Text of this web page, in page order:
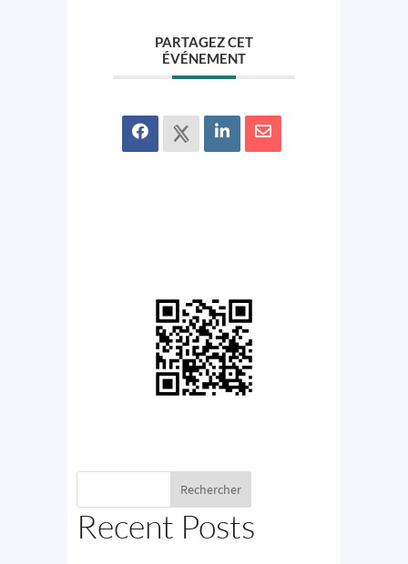
PARTAGEZ CET
ÉVÉNEMENT
Rechercher
Recent Posts